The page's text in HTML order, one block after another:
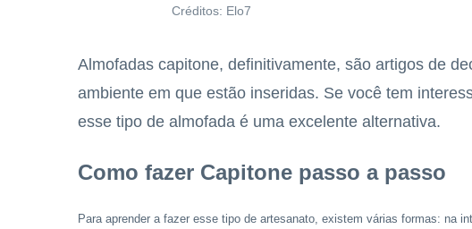
Créditos: Elo7
Almofadas capitone, definitivamente, são artigos de
ambiente em que estão inseridas. Se você tem
esse tipo de almofada é uma excelente alternativa.
Como fazer Capitone passo a passo
Para aprender a fazer esse tipo de artesanato, existem várias formas: na